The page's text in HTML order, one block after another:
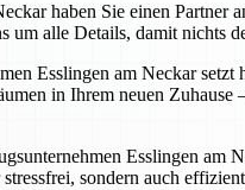
haben Sie einen Partner
um alle Details, damit nichts
Esslingen am Neckar
in Ihrem neuen Zuhause
Esslingen am
sondern auch